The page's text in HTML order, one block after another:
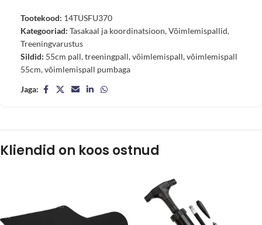
Tootekood: 14TUSFU370
Kategooriad: Tasakaal ja koordinatsioon,Võimlemispallid,
Treeningvarustus
Sildid: 55cm pall,treeningpall,võimlemispall,võimlemispall
55cm,võimlemispall pumbaga
Jaga:
Kliendid on koos ostnud